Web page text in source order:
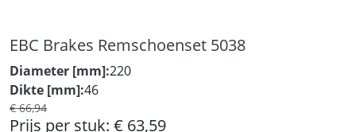
EBC Brakes Remschoenset 5038
Diameter [mm]:220
Dikte [mm]:46
€ 66,94
Prijs per stuk: € 63,59